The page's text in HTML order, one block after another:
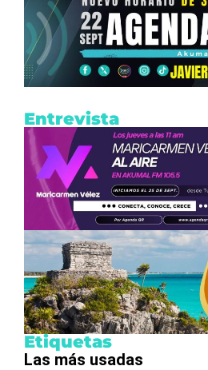
Entrevista
Etiquetas
Las más usadas